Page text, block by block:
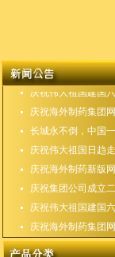
庆祝集团公司成立
庆祝伟大祖国建国
庆祝海外制药集团
长城永不倒，中国
庆祝伟大祖国日趋
庆祝海外制药新版
庆祝集团公司成立
庆祝伟大祖国建国
庆祝海外制药集团